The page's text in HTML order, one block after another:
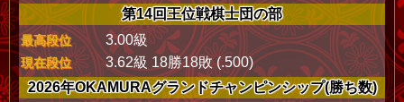
第14回王位戦棋士団の部
最高段位 3.00級
現在段位
3.62級 18勝18敗 (.500)
2026年OKAMURAグランドチャンピンシップ(勝ち数)